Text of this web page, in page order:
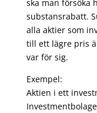
ska man försöka
substansrabatt.
alla aktier som
till ett lägre pris
var för sig.
Exempel:
Aktien i ett